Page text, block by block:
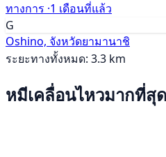
ทางการ ·1 เดือนที่แล้ว
G
Oshino, จังหวัดยามานาชิ
ระยะทางทั้งหมด: 3.3 km
หมีเคลื่อนไหวมากที่สุ